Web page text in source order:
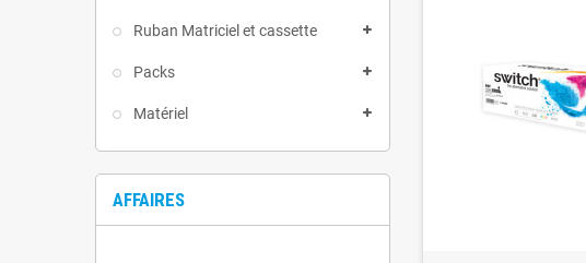
Ruban Matriciel et cassette
Packs
Matériel
AFFAIRES